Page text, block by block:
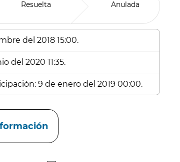
Resuelta Anulada
del 2018 15:00.
del 2020 11:35.
9 de enero del 2019 00:00.